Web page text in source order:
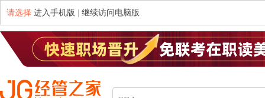
请选择 进入手机版 继续访问电脑版